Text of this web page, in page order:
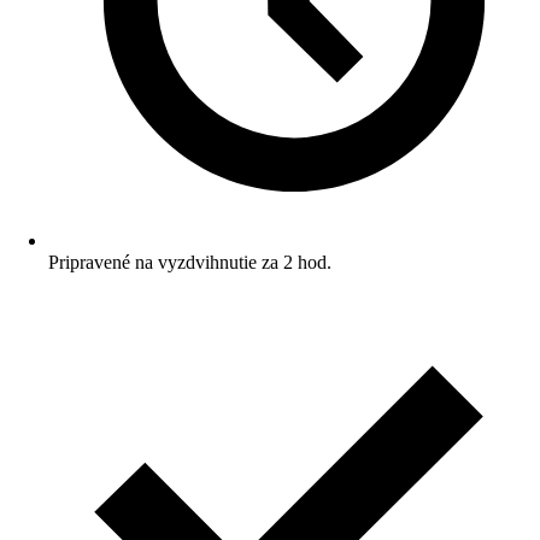
Pripravené na vyzdvihnutie za 2 hod.